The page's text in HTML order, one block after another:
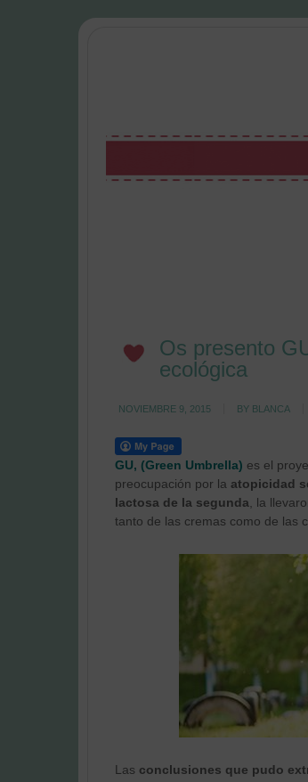
Os presento
ecológica
NOVIEMBRE 9, 2015 BY BLANCA
GU, (Green Umbrella) es el
preocupación por la atopicidad
lactosa de la segunda , la
tanto de las cremas como de las
Las conclusiones que pudo